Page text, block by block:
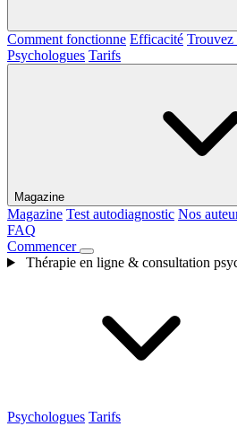
Comment fonctionne Efficacité
Psychologues Tarifs
Magazine
Magazine Test autodiagnostic Nos
FAQ
Commencer
Thérapie en ligne & consultation
Psychologues Tarifs